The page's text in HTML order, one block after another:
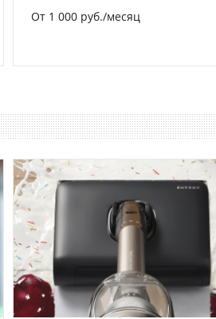
От 1 000 руб./месяц